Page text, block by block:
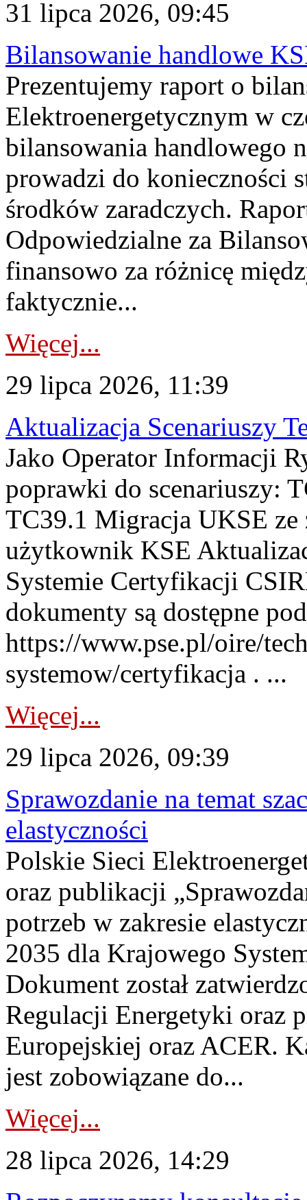
31 lipca 2026, 09:45
Bilansowanie handlowe
Prezentujemy raport o
Elektroenergetycznym w
bilansowania handlowego
prowadzi do konieczności
środków zaradczych.
Odpowiedzialne za
finansowo za różnicę
faktycznie...
Więcej...
29 lipca 2026, 11:39
Aktualizacja Scenariuszy
Jako Operator Informacji
poprawki do scenariuszy:
TC39.1 Migracja UKSE
użytkownik KSE
Systemie Certyfikacji
dokumenty są dostępne
https://www.pse.pl/oire/
systemow/certyfikacja . ...
Więcej...
29 lipca 2026, 09:39
Sprawozdanie na temat
elastyczności
Polskie Sieci
oraz publikacji
potrzeb w zakresie
2035 dla Krajowego
Dokument został
Regulacji Energetyki oraz
Europejskiej oraz ACER.
jest zobowiązane do...
Więcej...
28 lipca 2026, 14:29